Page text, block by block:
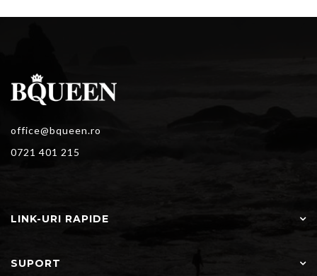
office@bqueen.ro
0721 401 215
LINK-URI RAPIDE
SUPORT